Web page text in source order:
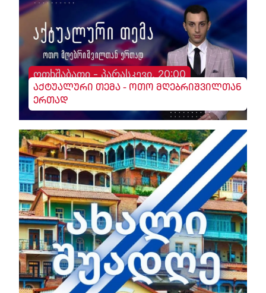
ოთხშაბათი - პარასკევი, 20:00
აქტუალური თემა - ოთო მღებრიშვილთან
ერთად